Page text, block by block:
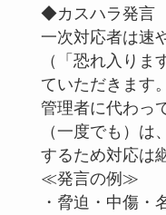
◆カスハラ発言
一次対応者は速
（「恐れ入り
ていただきます
管理者に代わっ
（一度でも）は
するため対応は
≪発言の例≫
・脅迫・中傷・